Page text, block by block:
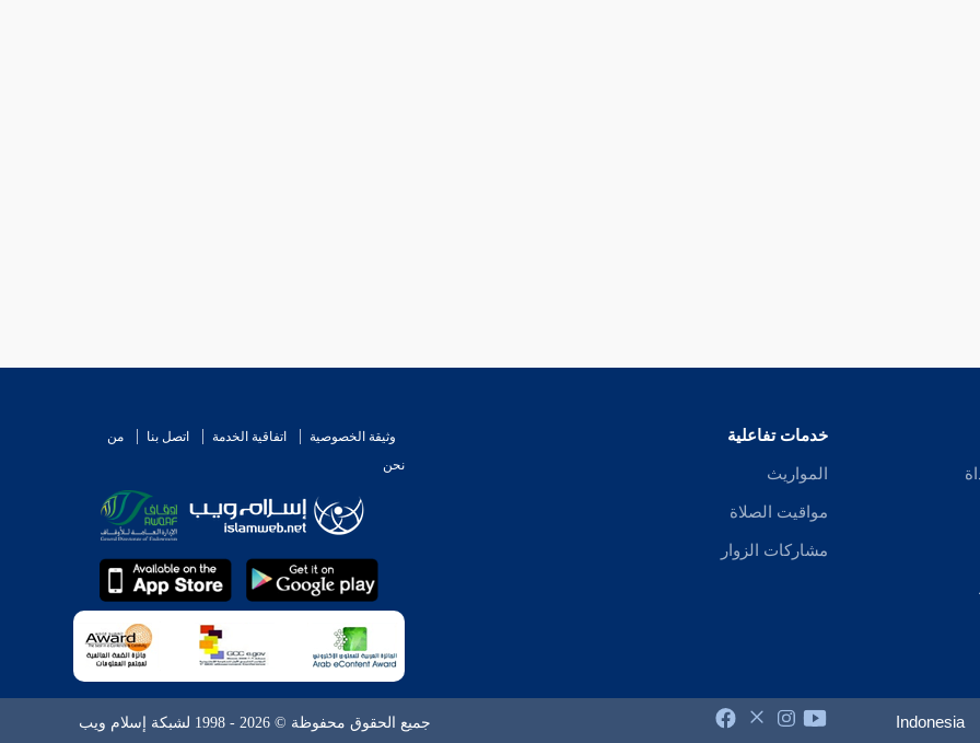
خدمات تفاعلية
المواريث
مواقيت الصلاة
مشاركات الزوار
وثيقة الخصوصية اتفاقية الخدمة اتصل بنا
من
نحن
Indonesia جميع الحقوق محفوظة © 2026 - 1998 لشبكة إسلام ويب